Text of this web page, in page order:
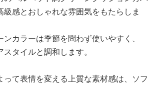
級感とおしゃれな雰囲気をもたらしま
カラーは季節を問わず使いやすく、
タイルと調和します。
って表情を変える上質な素材感は、ソフ